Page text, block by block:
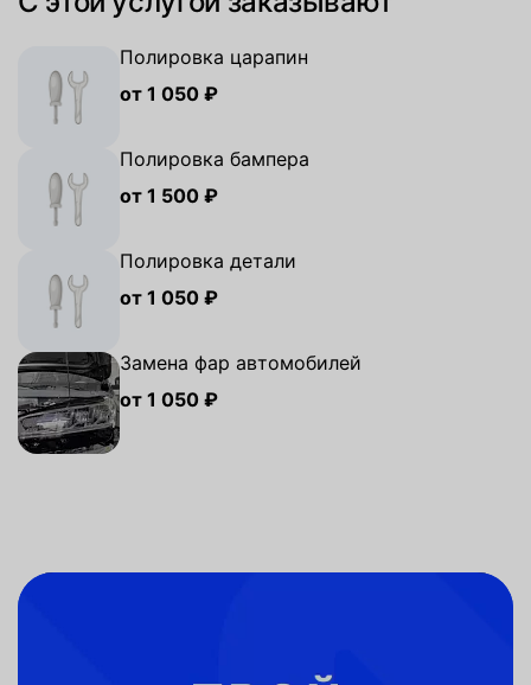
Полировка царапин
от 1 050 ₽
Полировка бампера
от 1 500 ₽
Полировка детали
от 1 050 ₽
Замена фар автомобилей
от 1 050 ₽